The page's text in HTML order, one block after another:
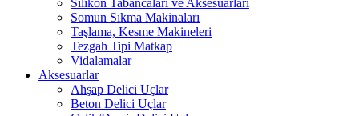
Silikon Tabancaları ve Aksesuarları
Somun Sıkma Makinaları
Taşlama, Kesme Makineleri
Tezgah Tipi Matkap
Vidalamalar
Aksesuarlar
Ahşap Delici Uçlar
Beton Delici Uçlar